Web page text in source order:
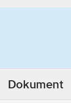
Dokument